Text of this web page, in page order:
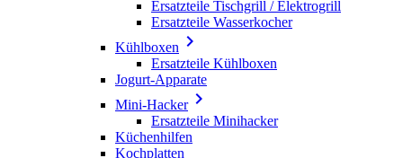
Ersatzteile Tischgrill / Elektrogrill
Ersatzteile Wasserkocher
Kühlboxen 
Ersatzteile Kühlboxen
Jogurt-Apparate
Mini-Hacker
Ersatzteile Minihacker
Küchenhilfen
Kochplatten